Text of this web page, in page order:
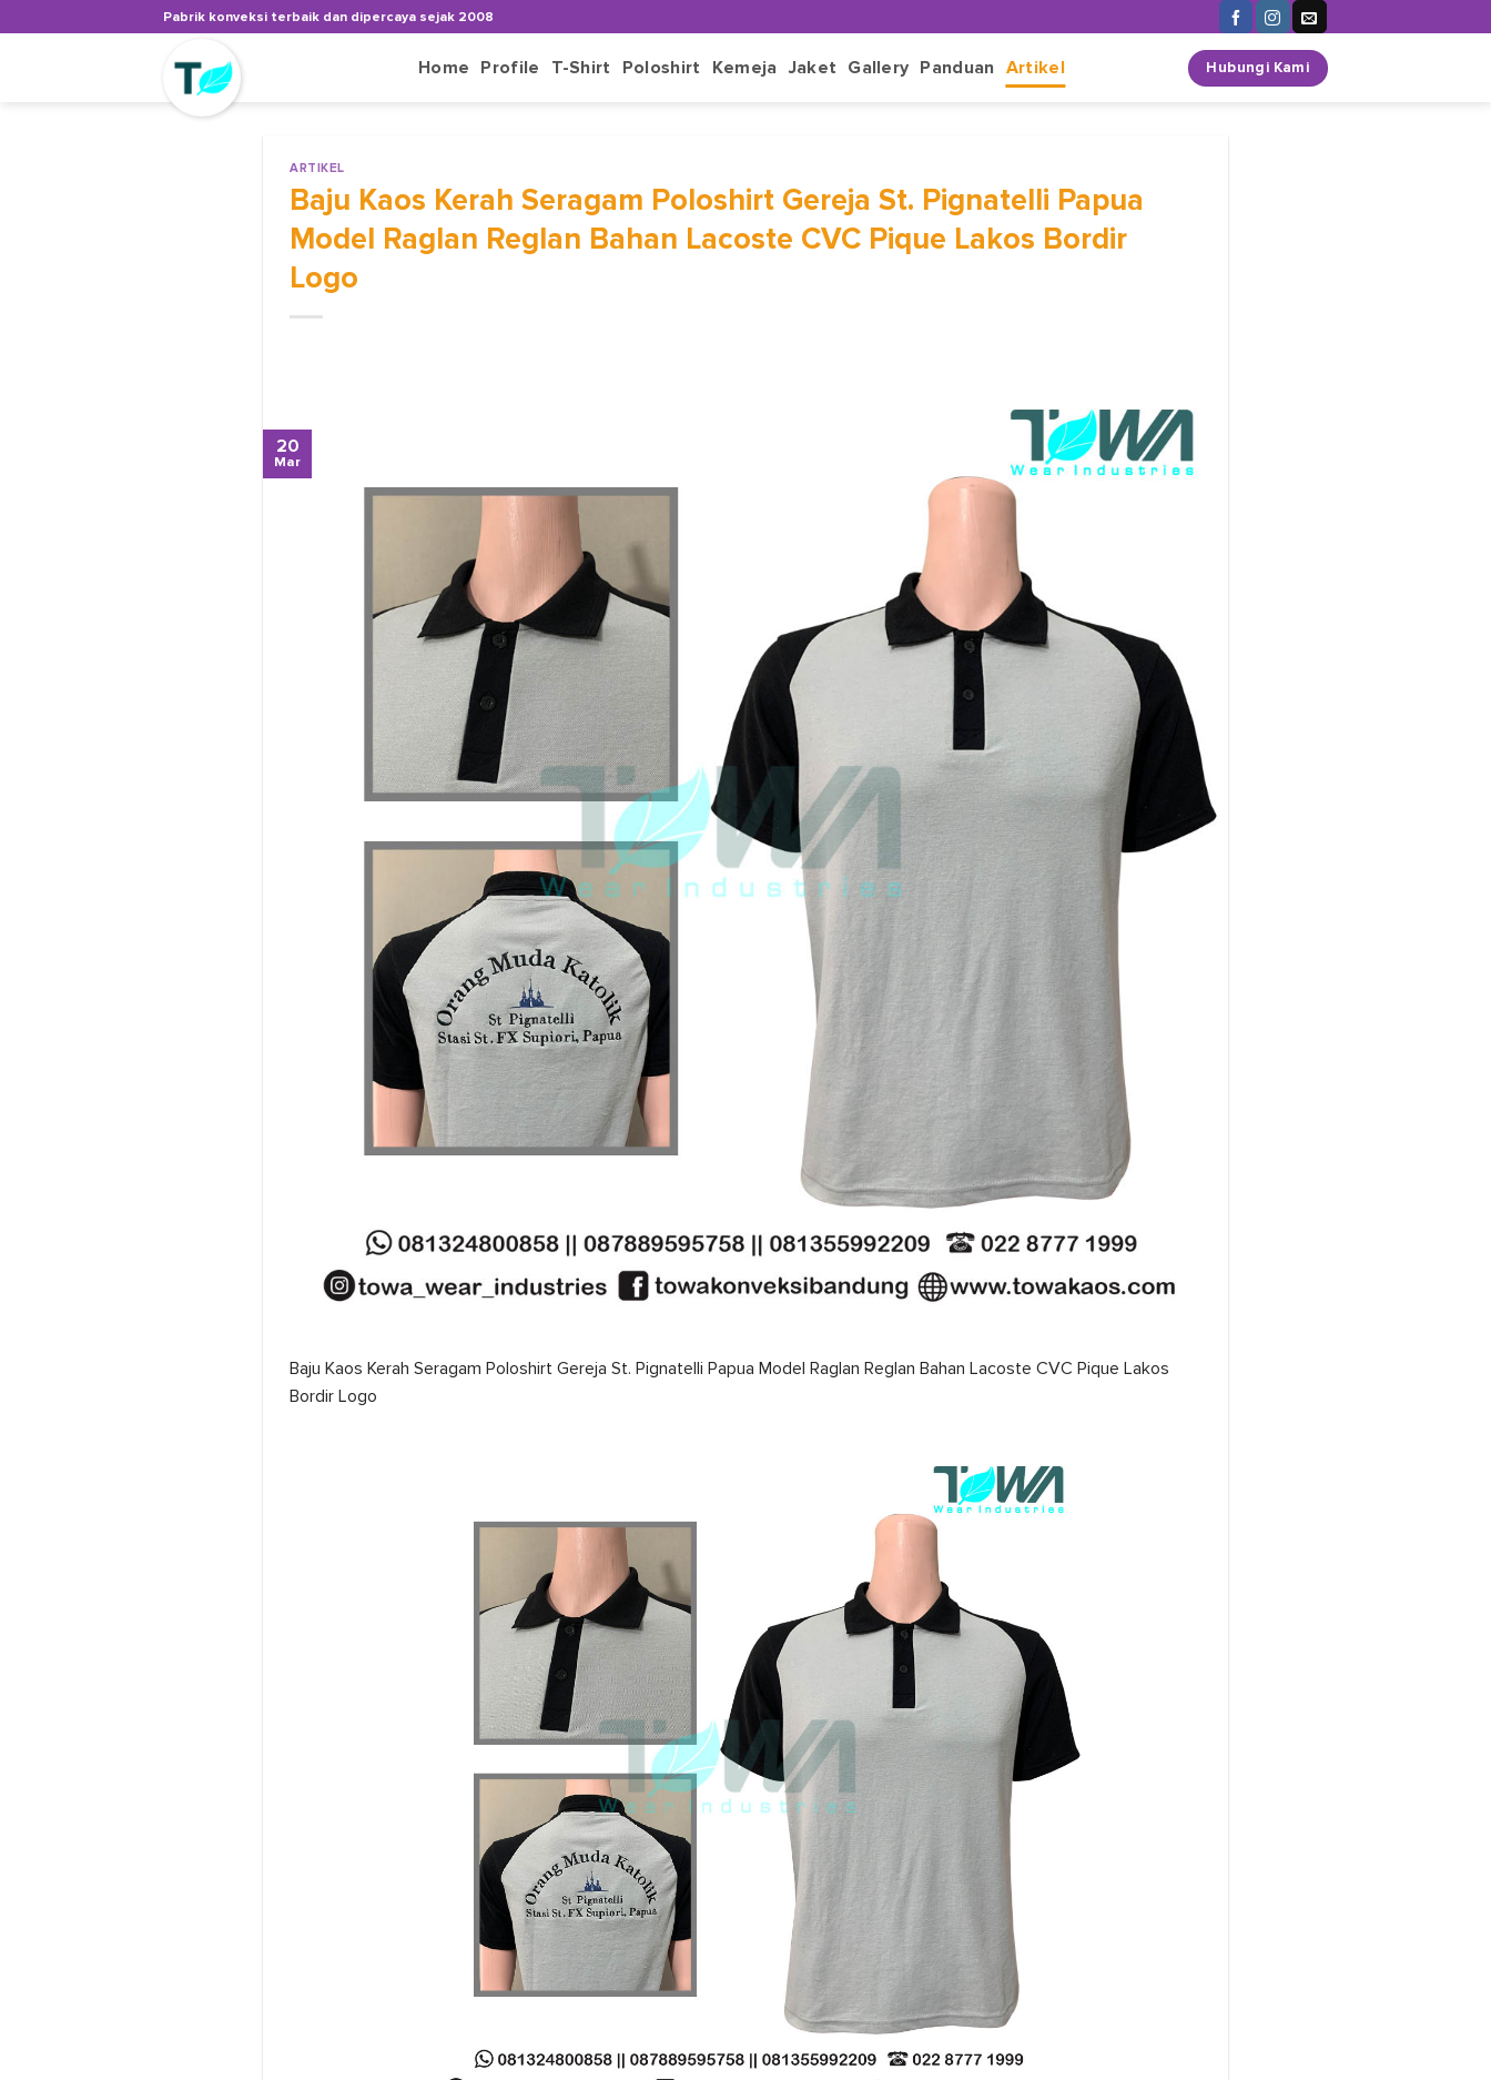
to
Pabrik konveksi terbaik dan dipercaya sejak 2008
Home Profile T-Shirt Poloshirt Kemeja Jaket Gallery Panduan Artikel Hubungi Kami
ARTIKEL
Baju Kaos Kerah Seragam Poloshirt Gereja St. Pignatelli Papua
Model Raglan Reglan Bahan Lacoste CVC Pique Lakos Bordir
Logo
20
Mar
Baju Kaos Kerah Seragam Poloshirt Gereja St. Pignatelli Papua Model Raglan Reglan Bahan Lacoste CVC Pique Lakos
Bordir Logo